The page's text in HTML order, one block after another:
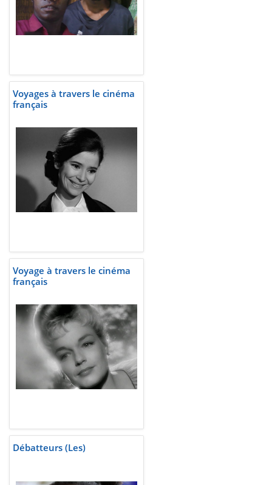
Voyages à travers le cinéma
français
Voyage à travers le cinéma
français
Débatteurs (Les)